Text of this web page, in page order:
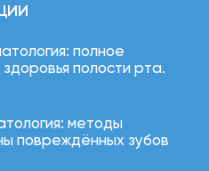
полное
полости рта.
методы
повреждённых зубов